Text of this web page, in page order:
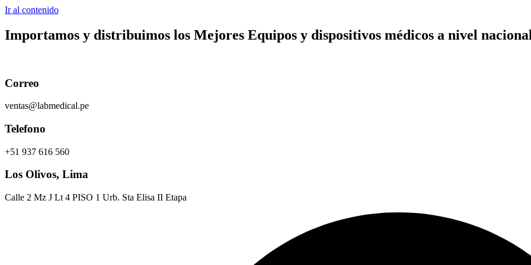
Ir al contenido
Importamos y distribuimos los Mejores Equipos y dispositivos médicos a nivel
Correo
ventas@labmedical.pe
Telefono
+51 937 616 560
Los Olivos, Lima
Calle 2 Mz J Lt 4 PISO 1 Urb. Sta Elisa II Etapa